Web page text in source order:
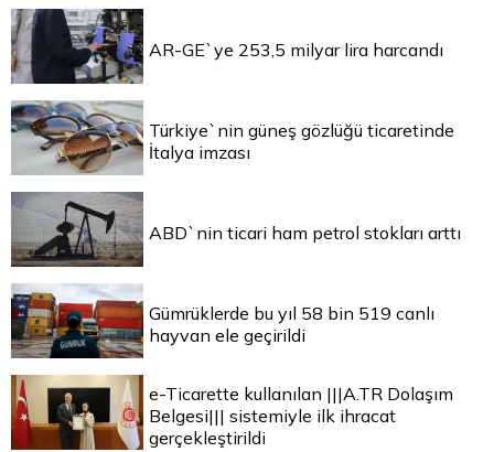
AR-GE`ye 253,5 milyar lira harcandı
Türkiye`nin güneş gözlüğü ticaretinde
İtalya imzası
ABD`nin ticari ham petrol stokları arttı
Gümrüklerde bu yıl 58 bin 519 canlı
hayvan ele geçirildi
e-Ticarette kullanılan |||A.TR Dolaşım
Belgesi||| sistemiyle ilk ihracat
gerçekleştirildi